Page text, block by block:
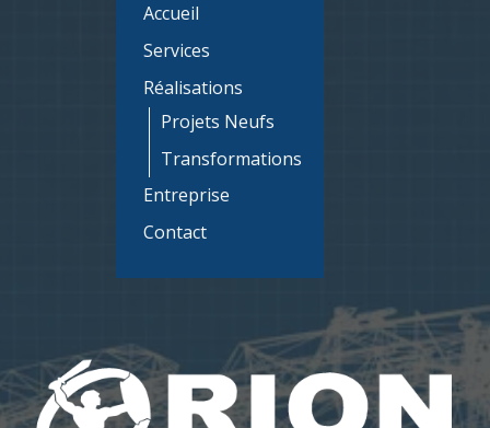
Accueil
Services
Réalisations
Projets Neufs
Transformations
Entreprise
Contact